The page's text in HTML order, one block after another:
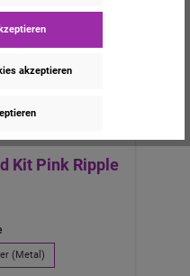
Kit Pink Ripple
(Metal)
akzeptieren